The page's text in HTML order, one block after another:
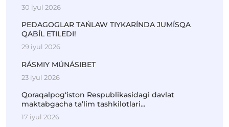
30 iyul 2026
PEDAGOGLAR TAŃLAW TIYKARÍNDA JUMÍSQA
QABÍL ETILEDI!
29 iyul 2026
RÁSMIY MÚNÁSIBET
23 iyul 2026
Qoraqalpog‘iston Respublikasidagi davlat
maktabgacha ta’lim tashkilotlari...
17 iyul 2026